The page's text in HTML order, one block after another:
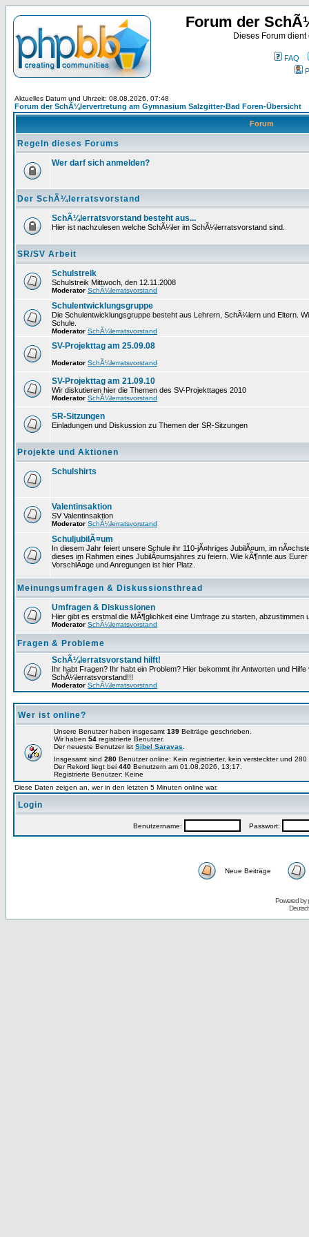
Forum der
Dieses Forum
FAQ
Aktuelles Datum und Uhrzeit: 08.08.2026, 07:48
Forum der SchÃ¼lervertretung am Gymnasium Salzgitter-Bad Foren-Übersicht
Forum
Regeln dieses Forums
Wer darf sich anmelden?
Der SchÃ¼lerratsvorstand
SchÃ¼lerratsvorstand besteht aus...
Hier ist nachzulesen welche SchÃ¼ler im SchÃ¼lerratsvorstand sind.
SR/SV Arbeit
Schulstreik
Schulstreik Mittwoch, den 12.11.2008
Moderator SchÃ¼lerratsvorstand
Schulentwicklungsgruppe
Die Schulentwicklungsgruppe besteht aus Lehrern, SchÃ¼lern und Eltern.
Schule.
Moderator SchÃ¼lerratsvorstand
SV-Projekttag am 25.09.08
Moderator SchÃ¼lerratsvorstand
SV-Projekttag am 21.09.10
Wir diskutieren hier die Themen des SV-Projekttages 2010
Moderator SchÃ¼lerratsvorstand
SR-Sitzungen
Einladungen und Diskussion zu Themen der SR-Sitzungen
Projekte und Aktionen
Schulshirts
Valentinsaktion
SV Valentinsaktion
Moderator SchÃ¼lerratsvorstand
SchuljubilÃ¤um
In diesem Jahr feiert unsere Schule ihr 110-jÃ¤hriges JubilÃ¤um, im
dieses im Rahmen eines JubilÃ¤umsjahres zu feiern. Wie kÃ¶nnte aus
VorschlÃ¤ge und Anregungen ist hier Platz.
Meinungsumfragen & Diskussionsthread
Umfragen & Diskussionen
Hier gibt es erstmal die MÃ¶glichkeit eine Umfrage zu starten,
Moderator SchÃ¼lerratsvorstand
Fragen & Probleme
SchÃ¼lerratsvorstand hilft!
Ihr habt Fragen? Ihr habt ein Problem? Hier bekommt ihr Antworten und
SchÃ¼lerratsvorstand!!!
Moderator SchÃ¼lerratsvorstand
Wer ist online?
Unsere Benutzer haben insgesamt 139 Beiträge geschrieben.
Wir haben 54 registrierte Benutzer.
Der neueste Benutzer ist Sibel Saravas
Insgesamt sind 280 Benutzer online: Kein registrierter, kein versteckter und
Der Rekord liegt bei 440 Benutzern am 01.08.2026, 13:17.
Registrierte Benutzer: Keine
Diese Daten zeigen an, wer in den letzten 5 Minuten online war.
Login
Benutzername: Passwort:
Neue Beiträge
Powered by